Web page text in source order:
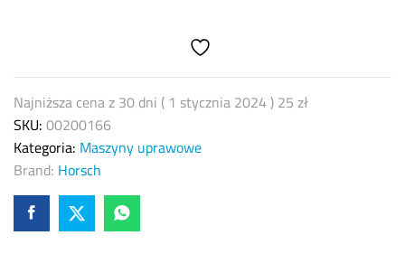
Najniższa cena z 30 dni ( 1 stycznia 2024)25zł
SKU:00200166
Kategoria: Maszyny uprawowe
Brand: Horsch